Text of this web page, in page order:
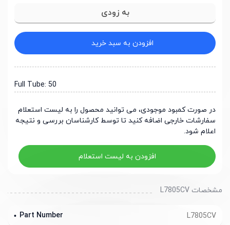
افزودن به سبد خرید
Full Tube: 50
در صورت کمبود موجودی، می توانید محصول را به لیست استعلام
سفارشات خارجی اضافه کنید تا توسط کارشناسان بررسی و نتیجه
اعلام شود.
افزودن به لیست استعلام
مشخصات L7805CV
L7805CV
Part Number